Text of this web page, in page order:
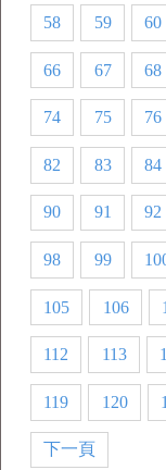
58 59 60
66 67 68
74 75 76
82 83 84
90 91 92
98 99
105 106
112 113
119 120
下一頁